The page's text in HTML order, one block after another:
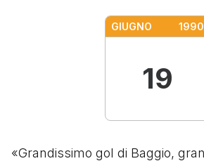
GIUGNO 1990
19
«Grandissimo gol di Baggio,